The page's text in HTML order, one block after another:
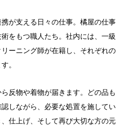
が支える日々の仕事。橘屋の仕事
をもつ職人たち。社内には、一級
ーニング師が在籍し、それぞれの
。
反物や着物が届きます。どの品も
しながら、必要な処置を施してい
仕上げ、そして再び大切な方の元